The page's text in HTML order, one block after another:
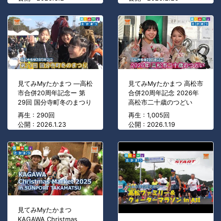
見てみMyたかまつ ―高松
市合併20周年記念ー 第
29回 国分寺町冬のまつり
再生 : 290回
公開 : 2026.1.23
見てみMyたかまつ 高松市
合併20周年記念 2026年
高松市二十歳のつどい
再生 : 1,005回
公開 : 2026.1.19
見てみMyたかまつ
KAGAWA Christmas